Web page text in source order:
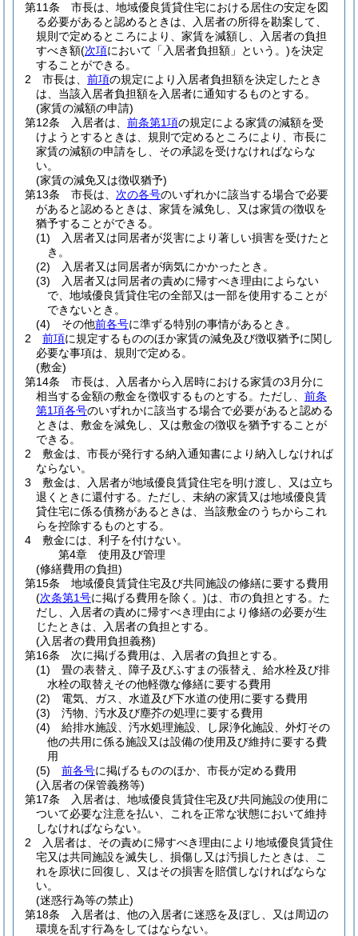
第11条
市長は、地域優良賃貸住宅における居住の安定を図
る必要があると認めるときは、入居者の所得を勘案して、
規則で定めるところにより、家賃を減額し、入居者の負担
すべき額(次項において「入居者負担額」という。)を決定
することができる。
2
市長は、 前項の規定により入居者負担額を決定したとき
は、当該入居者負担額を入居者に通知するものとする。
(家賃の減額の申請)
第12条
入居者は、 前条第1項の規定による家賃の減額を受
けようとするときは、規則で定めるところにより、市長に
家賃の減額の申請をし、その承認を受けなければならな
い。
(家賃の減免又は徴収猶予)
第13条
市長は、 次の各号のいずれかに該当する場合で必要
があると認めるときは、家賃を減免し、又は家賃の徴収を
猶予することができる。
(1)
入居者又は同居者が災害により著しい損害を受けたと
き。
(2)
入居者又は同居者が病気にかかったとき。
(3)
入居者又は同居者の責めに帰すべき理由によらない
で、地域優良賃貸住宅の全部又は一部を使用することが
できないとき。
(4)
その他前各号に準ずる特別の事情があるとき。
2
前項に規定するもののほか家賃の減免及び徴収猶予に関し
必要な事項は、規則で定める。
(敷金)
第14条
市長は、入居者から入居時における家賃の3月分に
相当する金額の敷金を徴収するものとする。 ただし、 前条
第1項各号のいずれかに該当する場合で必要があると認める
ときは、敷金を減免し、又は敷金の徴収を猶予することが
できる。
2
敷金は、市長が発行する納入通知書により納入しなければ
ならない。
3
敷金は、入居者が地域優良賃貸住宅を明け渡し、又は立ち
退くときに還付する。 ただし、未納の家賃又は地域優良賃
貸住宅に係る債務があるときは、当該敷金のうちからこれ
らを控除するものとする。
4
敷金には、利子を付けない。
第4章
使用及び管理
(修繕費用の負担)
第15条
地域優良賃貸住宅及び共同施設の修繕に要する費用
(次条第1号に掲げる費用を除く。)は、市の負担とする。 た
だし、入居者の責めに帰すべき理由により修繕の必要が生
じたときは、入居者の負担とする。
(入居者の費用負担義務)
第16条
次に掲げる費用は、入居者の負担とする。
(1)
畳の表替え、障子及びふすまの張替え、給水栓及び排
水栓の取替えその他軽微な修繕に要する費用
(2)
電気、ガス、水道及び下水道の使用に要する費用
(3)
汚物、汚水及び塵芥の処理に要する費用
(4)
給排水施設、汚水処理施設、し尿浄化施設、外灯その
他の共用に係る施設又は設備の使用及び維持に要する費
用
(5)
前各号に掲げるもののほか、市長が定める費用
(入居者の保管義務等)
第17条
入居者は、地域優良賃貸住宅及び共同施設の使用に
ついて必要な注意を払い、これを正常な状態において維持
しなければならない。
2
入居者は、その責めに帰すべき理由により地域優良賃貸住
宅又は共同施設を滅失し、損傷し又は汚損したときは、こ
れを原状に回復し、又はその損害を賠償しなければならな
い。
(迷惑行為等の禁止)
第18条
入居者は、他の入居者に迷惑を及ぼし、又は周辺の
環境を乱す行為をしてはならない。